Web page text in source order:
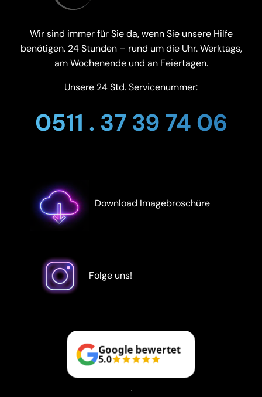
Wir sind immer für Sie da, wenn Sie unsere Hilfe
benötigen. 24 Stunden – rund um die Uhr. Werktags,
am Wochenende und an Feiertagen.
Unsere 24 Std. Servicenummer:
0511 . 37 39 74 06
Download Imagebroschüre
Folge uns!
Google bewertet
5.0